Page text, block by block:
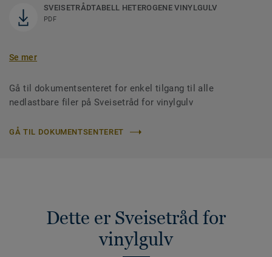
SVEISETRÅDTABELL HETEROGENE VINYLGULV
PDF
Se mer
Gå til dokumentsenteret for enkel tilgang til alle
nedlastbare filer på Sveisetråd for vinylgulv
GÅ TIL DOKUMENTSENTERET
Dette er Sveisetråd for
vinylgulv